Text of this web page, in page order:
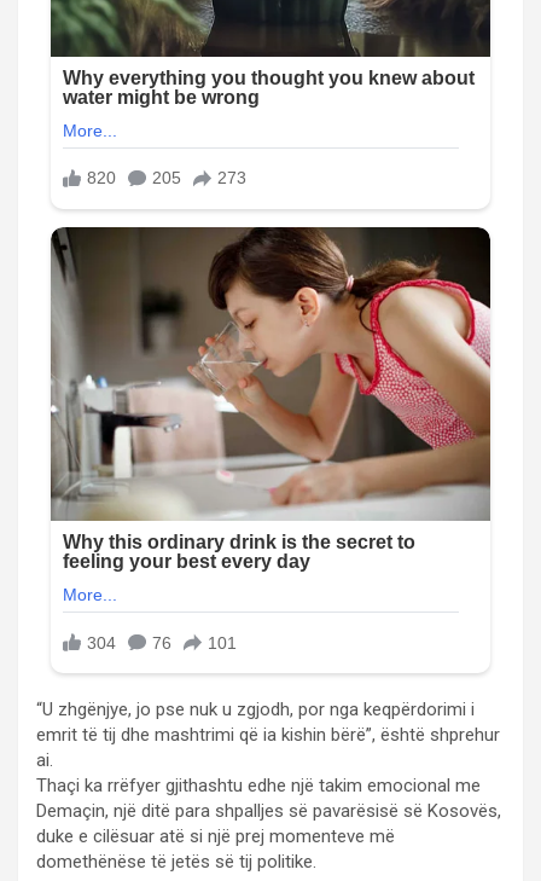
“U zhgënjye, jo pse nuk u zgjodh, por nga keqpërdorimi i
emrit të tij dhe mashtrimi që ia kishin bërë”, është shprehur
ai.
Thaçi ka rrëfyer gjithashtu edhe një takim emocional me
Demaçin, një ditë para shpalljes së pavarësisë së Kosovës,
duke e cilësuar atë si një prej momenteve më
domethënëse të jetës së tij politike.